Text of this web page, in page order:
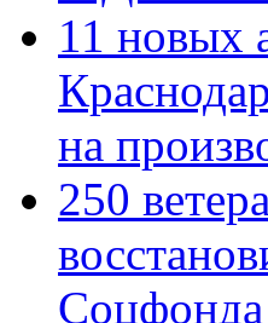
11 новых
на
250
Соцфонда